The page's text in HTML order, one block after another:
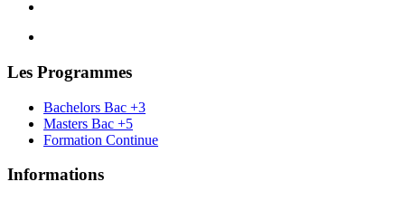
Les Programmes
Bachelors Bac +3
Masters Bac +5
Formation Continue
Informations